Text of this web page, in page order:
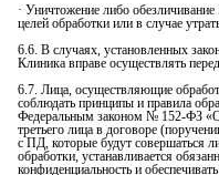
· Уничтожение либо
целей обработки или в случае
6.6. В случаях, установленных
Клиника вправе осуществлять
6.7. Лица, осуществляющие
соблюдать принципы и правила
Федеральным законом № 152-ФЗ
третьего лица в договоре
с ПД, которые будут совершаться
обработки, устанавливается
конфиденциальность и